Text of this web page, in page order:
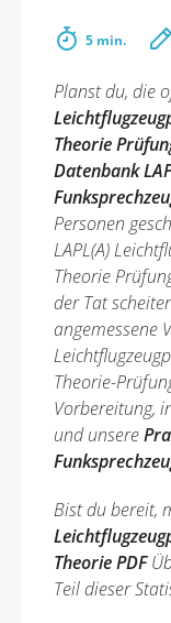
5 min.
Planst du, die
Theorie
Datenbank
Personen
LAPL(A)
Theorie
der Tat
angemessene
Theorie-
Vorbereitung,
und unsere
Bist du bereit,
Theorie PDF
Teil dieser